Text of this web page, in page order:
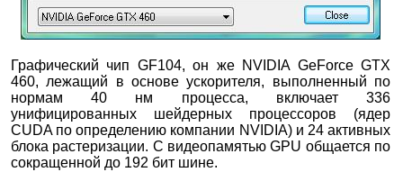
Графический чип GF104, он же NVIDIA GeForce GTX
460, лежащий в основе ускорителя, выполненный по
нормам 40 нм процесса, включает 336
унифицированных шейдерных процессоров (ядер
CUDA по определению компании NVIDIA) и 24 активных
блока растеризации. С видеопамятью GPU общается по
сокращенной до 192 бит шине.